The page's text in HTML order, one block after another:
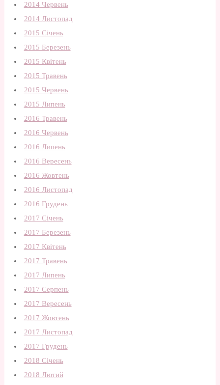
2014 Червень
2014 Листопад
2015 Січень
2015 Березень
2015 Квітень
2015 Травень
2015 Червень
2015 Липень
2016 Травень
2016 Червень
2016 Липень
2016 Вересень
2016 Жовтень
2016 Листопад
2016 Грудень
2017 Січень
2017 Березень
2017 Квітень
2017 Травень
2017 Липень
2017 Серпень
2017 Вересень
2017 Жовтень
2017 Листопад
2017 Грудень
2018 Січень
2018 Лютий